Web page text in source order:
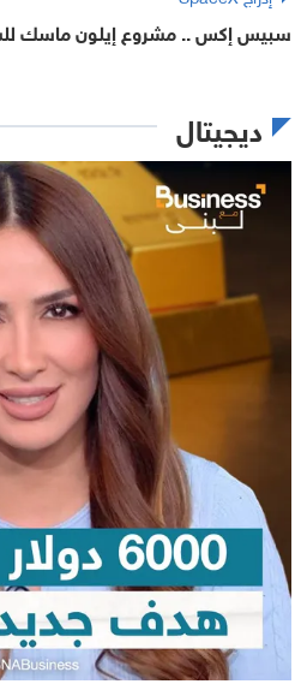
سبيس إكس .. مشروع إيلون ماسك
ديجيتال